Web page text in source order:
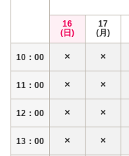
16
(日)
17
(月)
10：00
11：00
12：00
13：00
×
×
×
×
×
×
×
×